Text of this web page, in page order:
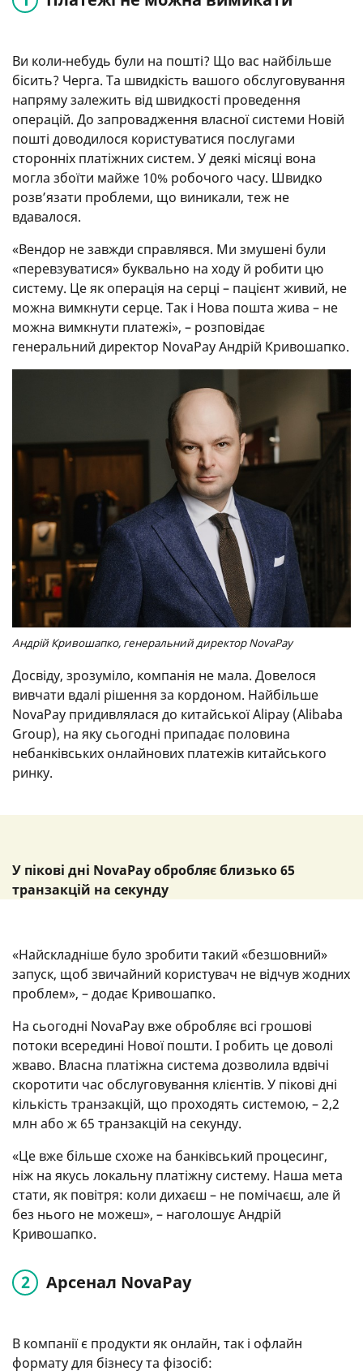
Ви коли-небудь були на пошті? Що вас найбільше
бісить? Черга. Та швидкість вашого обслуговування
напряму залежить від швидкості проведення
операцій. До запровадження власної системи Новій
пошті доводилося користуватися послугами
сторонніх платіжних систем. У деякі місяці вона
могла збоїти майже 10% робочого часу. Швидко
розв’язати проблеми, що виникали, теж не
вдавалося.
«Вендор не завжди справлявся. Ми змушені були
«перевзуватися» буквально на ходу й робити цю
систему. Це як операція на серці – пацієнт живий, не
можна вимкнути серце. Так і Нова пошта жива – не
можна вимкнути платежі», – розповідає
генеральний директор NovaPay Андрій Кривошапко.
Андрій Кривошапко, генеральний директор NovaPay
Досвіду, зрозуміло, компанія не мала. Довелося
вивчати вдалі рішення за кордоном. Найбільше
NovaPay придивлялася до китайської Alipay (Alibaba
Group), на яку сьогодні припадає половина
небанківських онлайнових платежів китайського
ринку.
У пікові дні NovaPay обробляє близько 65
транзакцій на секунду
«Найскладніше було зробити такий «безшовний»
запуск, щоб звичайний користувач не відчув жодних
проблем», – додає Кривошапко.
На сьогодні NovaPay вже обробляє всі грошові
потоки всередині Нової пошти. І робить це доволі
жваво. Власна платіжна система дозволила вдвічі
скоротити час обслуговування клієнтів. У пікові дні
кількість транзакцій, що проходять системою, – 2,2
млн або ж 65 транзакцій на секунду.
«Це вже більше схоже на банківський процесинг,
ніж на якусь локальну платіжну систему. Наша мета
стати, як повітря: коли дихаєш – не помічаєш, але й
без нього не можеш», – наголошує Андрій
Кривошапко.
Арсенал NovaPay
В компанії є продукти як онлайн, так і офлайн
формату для бізнесу та фізосіб: